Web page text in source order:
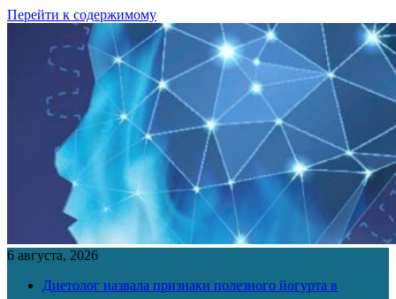
Перейти к содержимому
6 августа, 2026
Диетолог назвала признаки полезного йогурта в